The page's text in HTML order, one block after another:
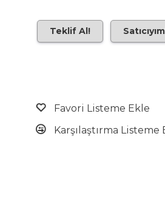
Teklif Al!
Favori Listeme Ekle
Karşılaştırma Listeme